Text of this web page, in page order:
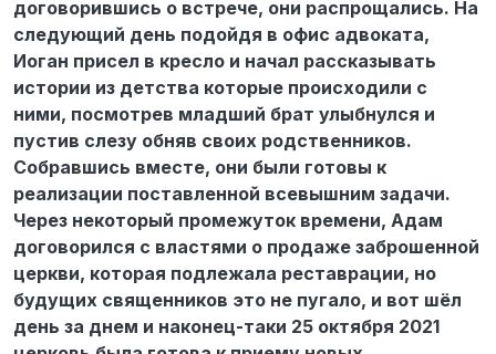
договорившись о встрече, они распрощались. На
следующий день подойдя в офис адвоката,
Иоган присел в кресло и начал рассказывать
истории из детства которые происходили с
ними, посмотрев младший брат улыбнулся и
пустив слезу обняв своих родственников.
Собравшись вместе, они были готовы к
реализации поставленной всевышним задачи.
Через некоторый промежуток времени, Адам
договорился с властями о продаже заброшенной
церкви, которая подлежала реставрации, но
будущих священников это не пугало, и вот шёл
день за днем и наконец-таки 25 октября 2021